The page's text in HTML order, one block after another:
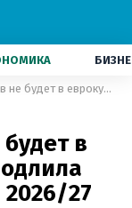
Российских клубов не будет в еврокубках – УЕФА продлила отстранение на сезон 2026/27
в
27